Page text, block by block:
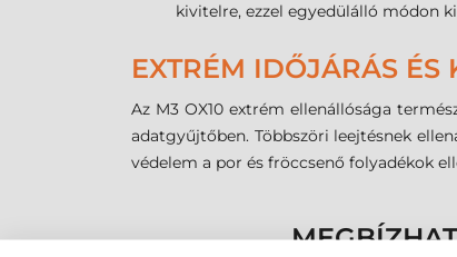
kivitelre, ezzel egyedülálló módon
EXTRÉM IDŐJÁRÁS ÉS
Az M3 OX10 extrém ellenállósága
adatgyűjtőben. Többszöri leejtésnek
védelem a por és fröccsenő folyadékok